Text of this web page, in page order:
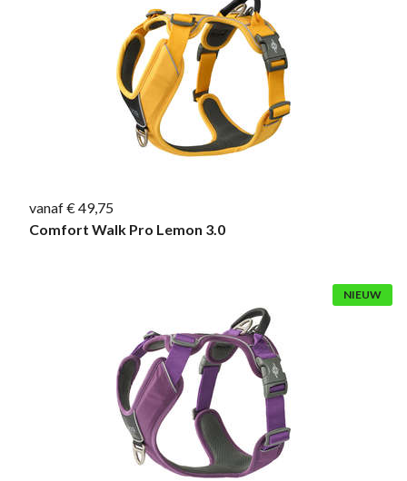
vanaf € 49,75
Comfort Walk Pro Lemon 3.0
NIEUW